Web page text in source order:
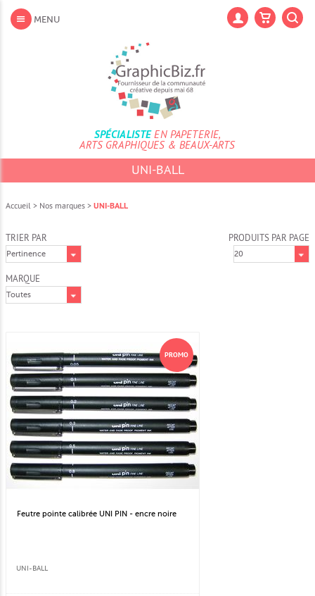
contenu
Aller
MENU
SPÉCIALISTEEN PAPETERIE,
ARTS GRAPHIQUES & BEAUX-ARTS
UNI-BALL
Accueil > Nos marques > UNI-BALL
TRIER PAR
MARQUE
PRODUITS PAR PAGE
PROMO
Feutre pointe calibrée UNI PIN - encre noire
UNI-BALL